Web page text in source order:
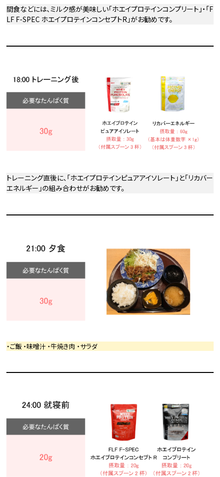
間食などには、ミルク感が美味しい「ホエイプロテインコンプリート」・「F
LF F-SPEC ホエイプロテインコンセプトR」がお勧めです。
トレーニング直後に、「ホエイプロテインピュアアイソレート」と「リカバー
エネルギー」の組み合わせがお勧めです。
・ご飯 ・味噌汁 ・牛焼き肉 ・サラダ